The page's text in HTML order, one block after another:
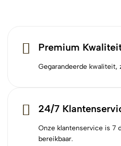
Premium
Gegarandeerde kwaliteit,
24/7
Onze klantenservice is 7
bereikbaar.